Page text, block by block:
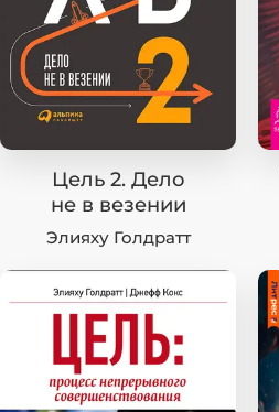
Цель 2. Дело
не в везении
Элияху Голдратт